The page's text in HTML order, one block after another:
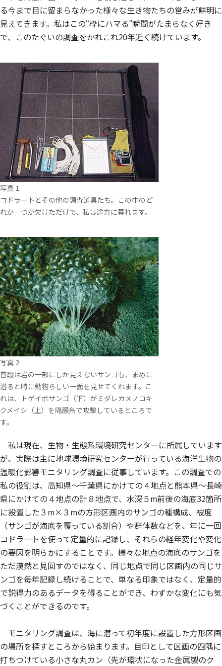
る今まで目に留まらなかった様々な生き物たちの営みが鮮明に
見えてきます。私はこの“枠にハマる”瞬間がたまらなく好き
で、このたぐいの調査をかれこれ20年近く続けています。
写真１
コドラートとその他の調査道具たち。この中のど
れか一つが欠けただけで、私は途方に暮れます。
写真２
普段は岩の一部にしか見えないサンゴも、まめに
潜ると時に動物らしい一面を見せてくれます。こ
れは、トゲイボサンゴ（下）がミダレカメノコキ
クメイシ（上）を隔膜糸で攻撃しているところで
す。
私は現在、生物・生態系環境研究センターに所属しています
が、実際は主に地球環境研究センターが行っている海洋生物の
温暖化影響モニタリング調査に従事しています。この調査での
私の役割は、高知県～千葉県にかけての４地点と熊本県～長崎
県にかけての４地点の計８地点で、水深５m前後の海底32箇所
に設置した３m×３mの方形区画内のサンゴの種構成、被度
（サンゴが海底を覆っている割合）や群体数などを、年に一回
コドラートを使って定量的に記録し、それらの経年変化や変化
の要因を明らかにすることです。様々な地点の海底のサンゴを
ただ漠然と見回すのではなく、同じ地点で同じ区画内の同じサ
ンゴを毎年記録し続けることで、単なる印象ではなく、定量的
で説得力のあるデータを得ることができ、わずかな変化にも気
づくことができるのです。
モニタリング調査は、海に潜って初年度に設置した方形区画
の場所を探すところから始まります。目印として区画の四隅に
打ちつけている小さな丸カン（先が環状になった金属製のク